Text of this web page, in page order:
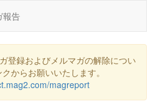
報告
登録およびメルマガの解除につい
からお願いいたします。
magreport